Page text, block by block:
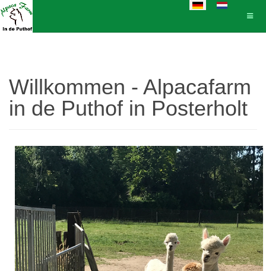
Sprache auswählen
Willkommen - Alpacafarm
in de Puthof in Posterholt